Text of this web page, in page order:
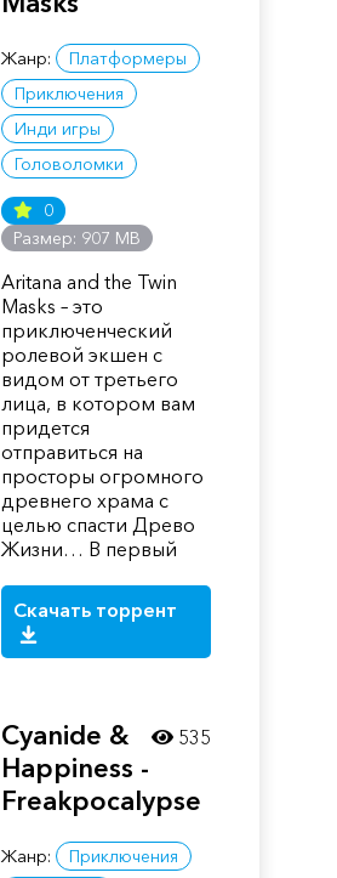
Жанр:
Платформеры
Приключения
Инди игры
Головоломки
0
Размер: 907 MB
Aritana and the Twin
Masks – это
приключенческий
ролевой экшен с
видом от третьего
лица, в котором вам
придется
отправиться на
просторы огромного
древнего храма с
целью спасти Древо
Жизни… В первый
Скачать торрент
Cyanide &
Happiness -
Freakpocalypse
Жанр:
Приключения
535